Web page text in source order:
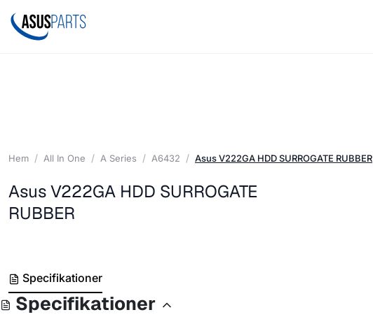
Hem All In One A Series A6432 Asus V222GA HDD SURROGATE RUBBER
Asus V222GA HDD SURROGATE
RUBBER
Specifikationer
Specifikationer